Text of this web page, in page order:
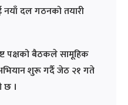
नयाँ दल गठनको तयारी
पक्षको बैठकले सामूहिक
अभियान शुरू गर्दै जेठ २१ गते
छ ।